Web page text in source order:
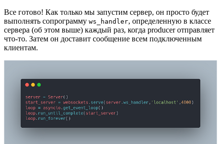
Все готово! Как только мы запустим сервер, он просто будет
выполнять сопрограмму ws_handler, определенную в классе
сервера (об этом выше) каждый раз, когда producer отправляет
что-то. Затем он доставит сообщение всем подключенным
клиентам.